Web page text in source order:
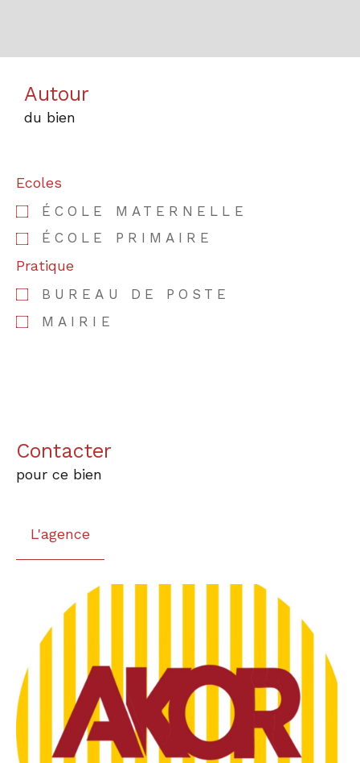
Autour
du bien
Ecoles
ÉCOLE MATERNELLE
ÉCOLE PRIMAIRE
Pratique
BUREAU DE POSTE
MAIRIE
Contacter
pour ce bien
L'agence